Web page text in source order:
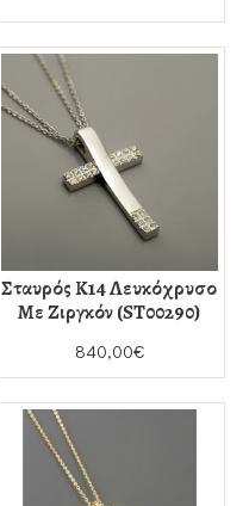
Σταυρός Κ14 Λευκόχρυσο
Με Ζιργκόν (ST00290)
840,00€